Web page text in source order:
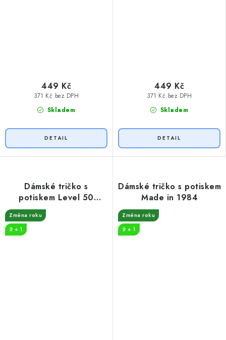
Skladem
371 Kč bez DPH
449 Kč
Skladem
371 Kč bez DPH
449 Kč
Dámské tričko s
potiskem Level 50
unlocked
Změna roku
2 + 1
Dámské tričko s potiskem
Made in 1984
Změna roku
2 + 1